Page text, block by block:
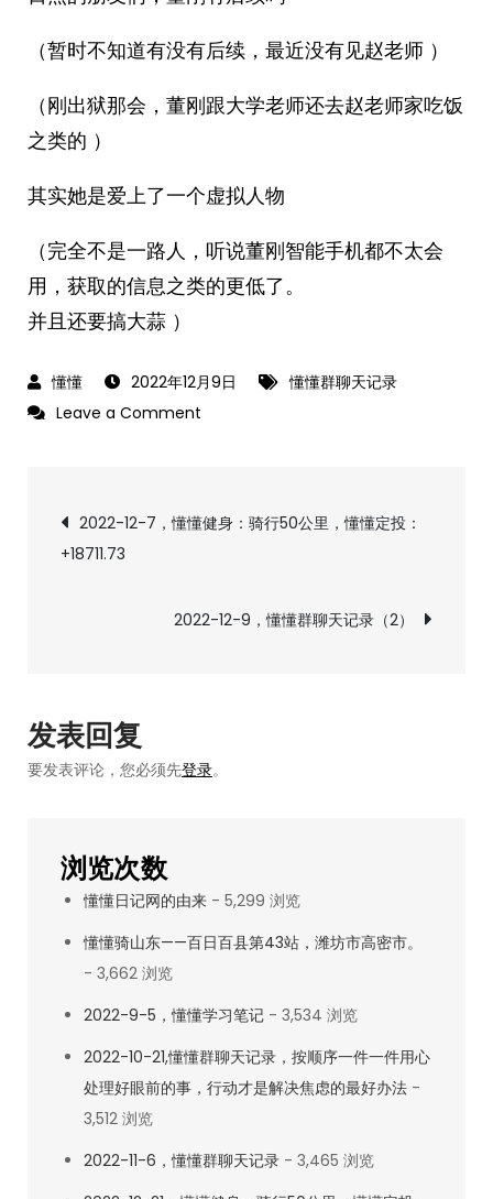
（暂时不知道有没有后续，最近没有见赵老师 ）
（刚出狱那会，董刚跟大学老师还去赵老师家吃饭
之类的 ）
其实她是爱上了一个虚拟人物
（完全不是一路人，听说董刚智能手机都不太会
用，获取的信息之类的更低了。
并且还要搞大蒜 ）
2022年12月9日
懂懂群聊天记录
Leave a Comment
懂
聊
文
章
2022-12-7，懂懂健身：骑行50公里，懂懂定投：
+18711.73
2022-12-9，懂懂群聊天记录（2）
发表回复
要发表评论，您必须先登录。
浏览次数
懂懂日记网的由来 - 5,299 浏览
懂懂骑山东——百日百县第43站，潍坊市高密市。
- 3,662 浏览
2022-9-5，懂懂学习笔记 - 3,534 浏览
2022-10-21,懂懂群聊天记录，按顺序一件一件用心
处理好眼前的事，行动才是解决焦虑的最好办法 -
3,512 浏览
2022-11-6，懂懂群聊天记录 - 3,465 浏览